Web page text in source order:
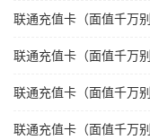
联通充值卡（面值千万
联通充值卡（面值千万
联通充值卡（面值千万
联通充值卡（面值千万